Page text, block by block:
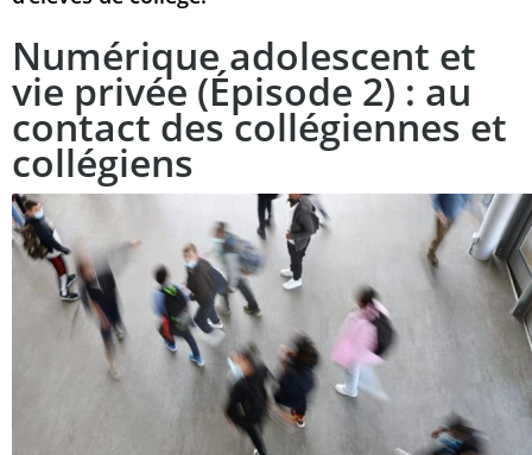
Numérique adolescent et
vie privée (Épisode 2) : au
contact des collégiennes et
collégiens